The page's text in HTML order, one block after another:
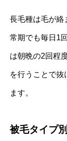
長毛種は毛が絡
常期でも毎日1
は朝晩の2回程
を行うことで抜
ます。
被毛タイプ